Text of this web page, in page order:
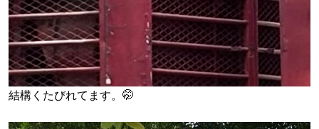
結構くたびれてます。🤭